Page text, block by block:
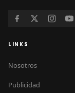
LINKS
Nosotros
Publicidad